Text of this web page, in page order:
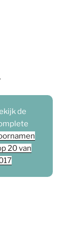
de
20 van